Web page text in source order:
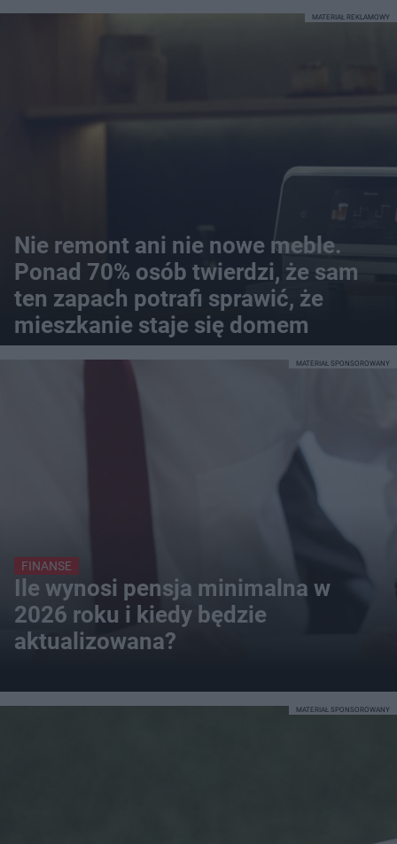
Nie remont ani nie nowe meble.
Ponad 70% osób twierdzi, że sam
ten zapach potrafi sprawić, że
mieszkanie staje się domem
MATERIAŁ REKLAMOWY
FINANSE
Ile wynosi pensja minimalna w
2026 roku i kiedy będzie
aktualizowana?
MATERIAŁ SPONSOROWANY
MATERIAŁ SPONSOROWANY